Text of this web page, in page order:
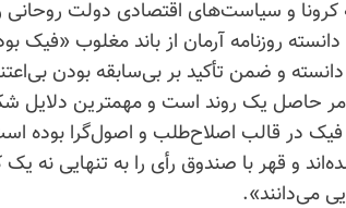
کرونا و سیاست‌های اقتصادی دولت
روزنامه آرمان از باند مغلوب «فیک
و ضمن تأکید بر بی‌سابقه بودن
حاصل یک روند است و مهمترین دلایل
در قالب اصلاح‌طلب و اصول‌گرا بوده
و قهر با صندوق رأی را به تنهایی نه
می‌دانند».